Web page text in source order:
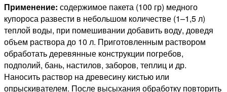
Применение: содержимое пакета (100 гр) медного
купороса развести в не­большом количестве (1–1,5 л)
теплой во­ды, при помешивании добавить воду, доведя
объем раствора до 10 л. Приготовленным раст­вором
обработать деревянные кон­струкции погребов,
подполий, бань, настилов, забо­ров, теплиц и др.
Наносить раствор на древесину кистью или
опрыскивателем. После высыха­ния обработку повторить